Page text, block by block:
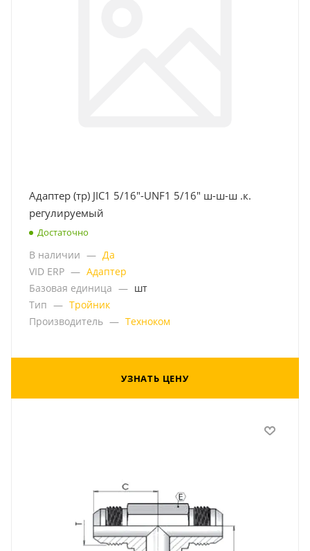
Адаптер (тр) JIC1 5/16"-UNF1 5/16" ш-ш-ш .к.
регулируемый
Достаточно
В наличии — Да
VID ERP — Адаптер
Базовая единица — шт
Тип — Тройник
Производитель — Техноком
УЗНАТЬ ЦЕНУ